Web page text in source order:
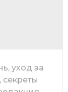
уход за